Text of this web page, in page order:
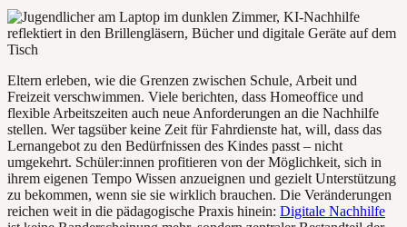
Eltern erleben, wie die Grenzen zwischen Schule, Arbeit und
Freizeit verschwimmen. Viele berichten, dass Homeoffice und
flexible Arbeitszeiten auch neue Anforderungen an die Nachhilfe
stellen. Wer tagsüber keine Zeit für Fahrdienste hat, will, dass das
Lernangebot zu den Bedürfnissen des Kindes passt – nicht
umgekehrt. Schüler:innen profitieren von der Möglichkeit, sich in
ihrem eigenen Tempo Wissen anzueignen und gezielt Unterstützung
zu bekommen, wenn sie sie wirklich brauchen. Die Veränderungen
reichen weit in die pädagogische Praxis hinein: Digitale Nachhilfe